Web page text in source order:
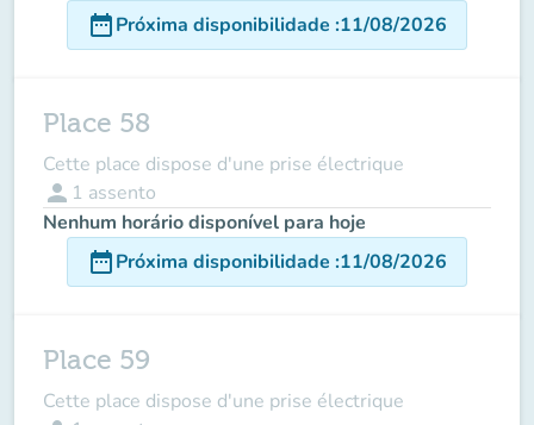
date_rangePróxima disponibilidade :11/08/2026
Place 58
Cette place dispose d'une prise électrique
person 1 assento
Nenhum horário disponível para hoje
date_rangePróxima disponibilidade :11/08/2026
Place 59
Cette place dispose d'une prise électrique